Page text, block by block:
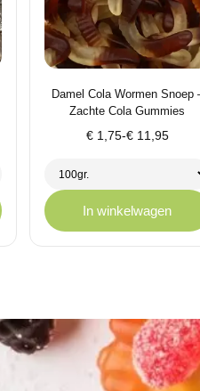
Damel Cola Wormen Snoep
Zachte Cola Gummies
€1,75-€11,95
Prijsklasse:
tot
€ 11,95
In winkelwagen